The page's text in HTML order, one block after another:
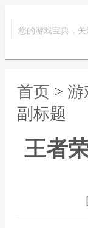
您的游戏宝典，关
首页 > 游
副标题
王者